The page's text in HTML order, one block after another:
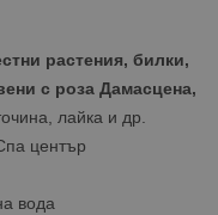
растения, билки,
с роза Дамасцена,
лайка и др.
център
вода